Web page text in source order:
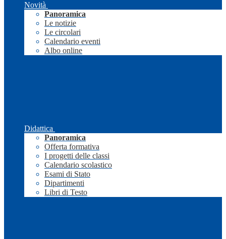
Novità
Panoramica
Le notizie
Le circolari
Calendario eventi
Albo online
Didattica
Panoramica
Offerta formativa
I progetti delle classi
Calendario scolastico
Esami di Stato
Dipartimenti
Libri di Testo